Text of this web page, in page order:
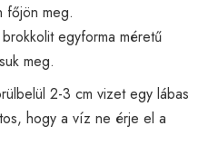
főjön meg.
egyforma méretű
meg.
2-3 cm vizet egy lábas
hogy a víz ne érje el a